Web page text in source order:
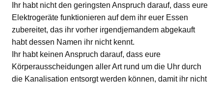
Ihr habt nicht den geringsten Anspruch darauf, dass eure
Elektrogeräte funktionieren auf dem ihr euer Essen
zubereitet, das ihr vorher irgendjemandem abgekauft
habt dessen Namen ihr nicht kennt.
Ihr habt keinen Anspruch darauf, dass eure
Körperausscheidungen aller Art rund um die Uhr durch
die Kanalisation entsorgt werden können, damit ihr nicht